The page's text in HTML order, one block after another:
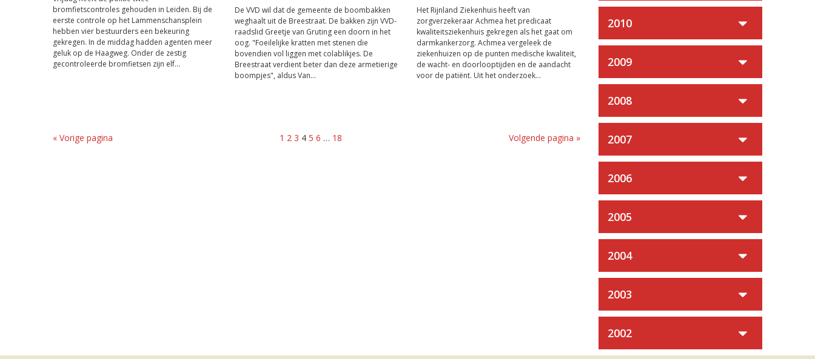
bromfietscontroles gehouden in Leiden. Bij de
eerste controle op het Lammenschansplein
hebben vier bestuurders een bekeuring
gekregen. In de middag hadden agenten meer
geluk op de Haagweg. Onder de zestig
gecontroleerde bromfietsen zijn elf...
De VVD wil dat de gemeente de boombakken
weghaalt uit de Breestraat. De bakken zijn VVD-
raadslid Greetje van Gruting een doorn in het
oog. "Foeilelijke kratten met stenen die
bovendien vol liggen met colablikjes. De
Breestraat verdient beter dan deze armetierige
boompjes", aldus Van...
Het Rijnland Ziekenhuis heeft van
zorgverzekeraar Achmea het predicaat
kwaliteitsziekenhuis gekregen als het gaat om
darmkankerzorg. Achmea vergeleek de
ziekenhuizen op de punten medische kwaliteit,
de wacht- en doorlooptijden en de aandacht
voor de patiënt. Uit het onderzoek...
« Vorige pagina 1 2 3 4 5 6 … 18 Volgende pagina »
2010
2009
2008
2007
2006
2005
2004
2003
2002